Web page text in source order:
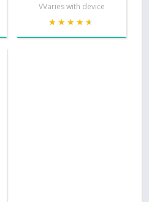
VVaries with device
★★★★★
★★★★★